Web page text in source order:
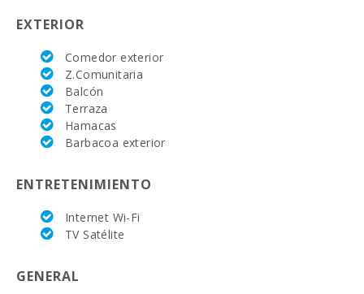
Alcudia ( los
martes y los
(km):
Supermercado
- Mercadona
(km):
Supermercado
Supermercado
- Spar (km):
Supermercado
Deporte
EXTERIOR
Comedor exterior
Z.Comunitaria
Balcón
Terraza
Hamacas
Barbacoa exterior
ENTRETENIMIENTO
Internet Wi-Fi
TV Satélite
GENERAL